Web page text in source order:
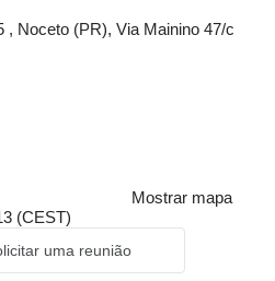
, Noceto (PR), Via Mainino 47/c
Mostrar mapa
(CEST)
uma reunião